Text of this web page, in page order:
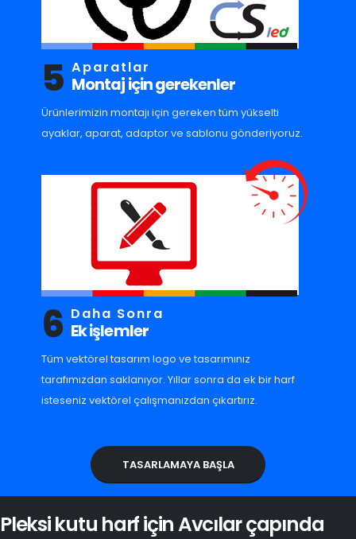
5 Aparatlar
Montaj için gerekenler
Ürünlerimizin montajı için gereken tüm yükselti
ayaklar, aparat, adaptor ve sablonu gönderiyoruz.
6 Daha Sonra
Ek işlemler
Tüm vektörel tasarım logo ve tasarımınız
tarafımızdan saklanıyor. Yıllar sonra da ek bir harf
isteseniz vektörel çalışmanızdan çıkartırız.
TASARLAMAYA BAŞLA
Pleksi kutu harf için Avcılar çapında